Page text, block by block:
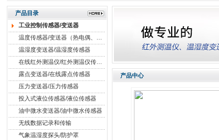
产品目录
工业控制传感器/变送器
温度传感器/变送器（热电偶、热电阻）
温湿度变送器/温湿度传感器
在线红外测温仪/红外测温仪传感器
露点变送器/在线露点传感器
压力变送器/压力传感器
投入式液位传感器/液位传感器
油中微水变送器/油中微水传感器
无线数据记录和传输
气象温湿度探头/防护罩
产品中心